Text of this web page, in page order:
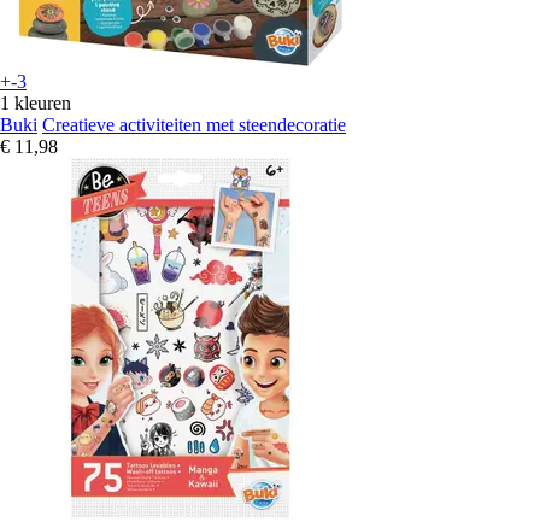
+-3
1 kleuren
Buki Creatieve activiteiten met steendecoratie
€ 11,98